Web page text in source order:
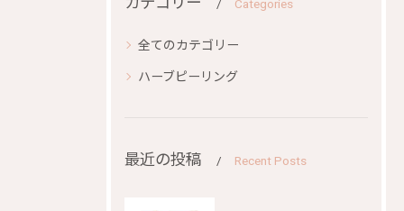
Categories
全てのカテゴリー
ハーブピーリング
最近の投稿 Recent Posts